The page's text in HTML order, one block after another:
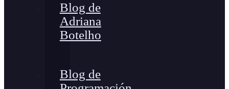
Blog de
Adriana
Botelho
Blog de